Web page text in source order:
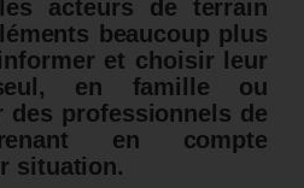
acteurs de terrain
beaucoup plus
et choisir leur
en famille ou
des professionnels de
en compte
situation.